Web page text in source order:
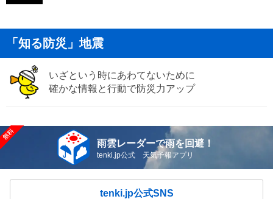
「知る防災」地震
いざという時にあわてないために
確かな情報と行動で防災力アップ
雨雲レーダーで雨を回避！
tenki.jp公式 天気予報アプリ
tenki.jp公式SNS